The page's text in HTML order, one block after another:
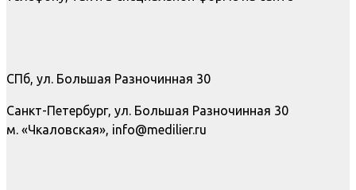
СПб, ул. Большая Разночинная 30
Санкт-Петербург, ул. Большая Разночинная 30
м. «Чкаловская», info@medilier.ru